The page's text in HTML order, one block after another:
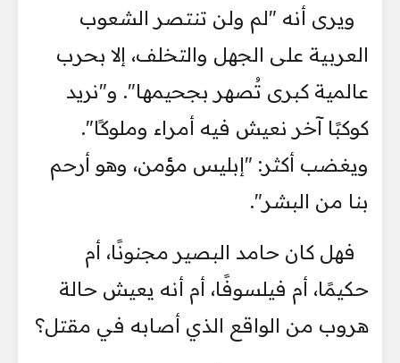
ويرى أنه "لم ولن تنتصر الشعوب
العربية على الجهل والتخلف، إلا بحرب
عالمية كبرى تُصهر بجحيمها". و"نريد
كوكبًا آخر نعيش فيه أمراء وملوكًا".
ويغضب أكثر: "إبليس مؤمن، وهو أرحم
بنا من البشر".
فهل كان حامد البصير مجنونًا، أم
حكيمًا، أم فيلسوفًا، أم أنه يعيش حالة
هروب من الواقع الذي أصابه في مقتل؟